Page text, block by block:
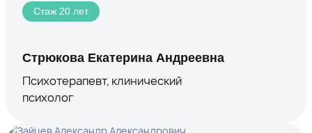
Стаж 20 лет
Стрюкова Екатерина Андреевна
Психотерапевт, клинический
психолог